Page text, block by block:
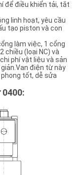
để điều khiển tải, tắt
linh hoạt, yêu cầu
tạo piston và con
làm việc, 1 cổng
chiều (loại NC) và
phí vật liệu và sản
điện từ này
tốt, dễ sửa